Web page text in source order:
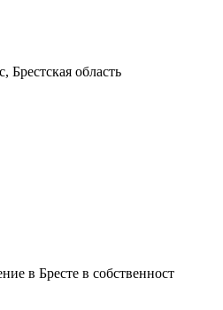
Брестская область
в Бресте в собственност